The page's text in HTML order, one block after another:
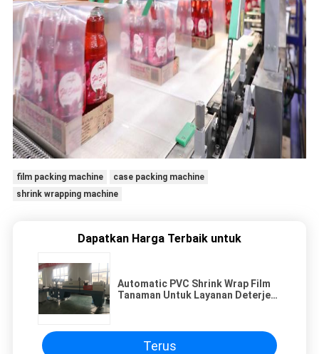
film packing machine
case packing machine
shrink wrapping machine
Dapatkan Harga Terbaik untuk
Automatic PVC Shrink Wrap Film
Tanaman Untuk Layanan Deterjen
Terus